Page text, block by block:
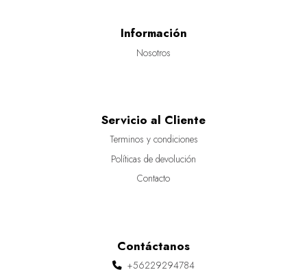
Información
Nosotros
Servicio al Cliente
Terminos y condiciones
Políticas de devolución
Contacto
Contáctanos
+56229294784